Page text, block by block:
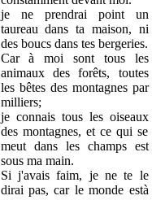
je ne prendrai point un
taureau dans ta maison, ni
des boucs dans tes bergeries.
Car à moi sont tous les
animaux des forêts, toutes
les bêtes des montagnes par
milliers;
je connais tous les oiseaux
des montagnes, et ce qui se
meut dans les champs est
sous ma main.
Si j'avais faim, je ne te le
dirai pas, car le monde està